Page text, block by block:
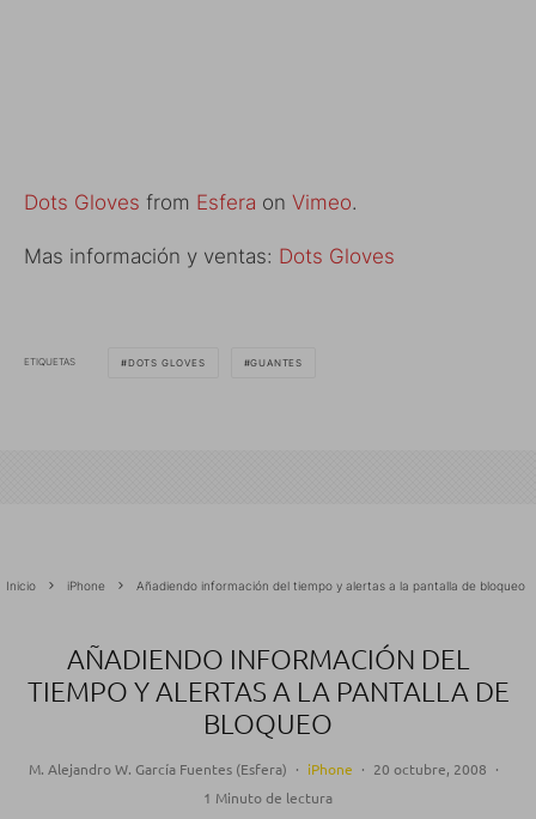
Dots Gloves from Esfera on Vimeo.
Mas información y ventas: Dots Gloves
ETIQUETAS DOTS GLOVES GUANTES
Inicio iPhone Añadiendo información del tiempo y alertas a la pantalla de bloqueo
AÑADIENDO INFORMACIÓN DEL
TIEMPO Y ALERTAS A LA PANTALLA DE
BLOQUEO
M. Alejandro W. García Fuentes (Esfera) · iPhone · 20 octubre, 2008 ·
1 Minuto de lectura